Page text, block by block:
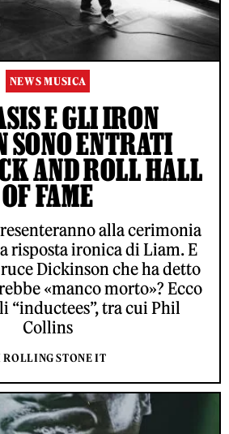
NEWS MUSICA
E GLI IRON
SONO ENTRATI
AND ROLL HALL
OF FAME
alla cerimonia
risposta ironica di Liam. E
Dickinson che ha detto
«manco morto»? Ecco
“inductees”, tra cui Phil
Collins
ROLLING STONE IT